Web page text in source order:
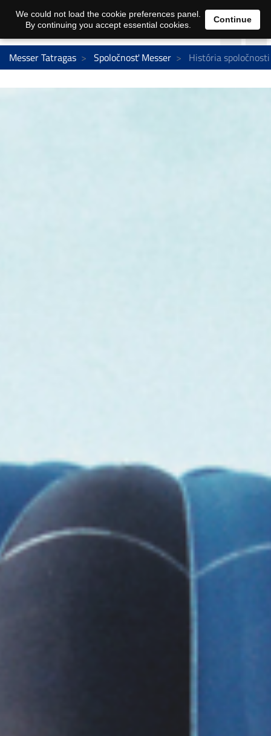
Messer Tatragas Spoločnosť Messer História spoločnosti
We could not load the cookie preferences panel.
By continuing you accept essential cookies.
Continue